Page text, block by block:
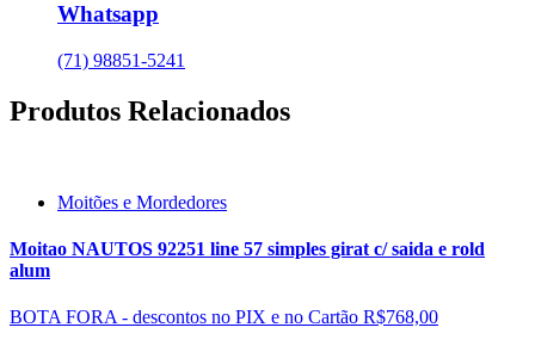
Whatsapp
(71) 98851-5241
Produtos Relacionados
Moitões e Mordedores
Moitao NAUTOS 92251 line 57 simples girat c/ saida e rold
alum
BOTA FORA - descontos no PIX e no Cartão R$768,00